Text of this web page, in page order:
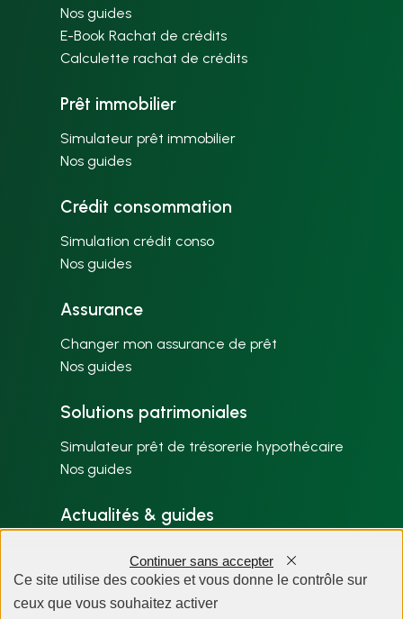
Nos guides
E-Book Rachat de crédits
Calculette rachat de crédits
Prêt immobilier
Simulateur prêt immobilier
Nos guides
Crédit consommation
Simulation crédit conso
Nos guides
Assurance
Changer mon assurance de prêt
Nos guides
Solutions patrimoniales
Simulateur prêt de trésorerie hypothécaire
Nos guides
Actualités & guides
Plan du site
Ce site utilise des cookies et vous donne le contrôle sur
ceux que vous souhaitez activer
Continuer sans accepter